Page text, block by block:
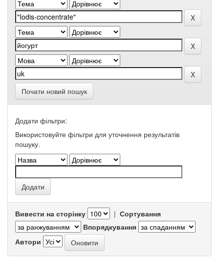
Почати новий пошук
Додати фільтри:
Використовуйте фільтри для уточнення результатів
пошуку.
Вивести на сторінку | Сортування
Впорядкування
Автори